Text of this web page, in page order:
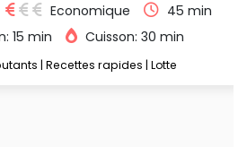
Economique
45 min
15 min
Cuisson: 30 min
Recettes rapides Lotte